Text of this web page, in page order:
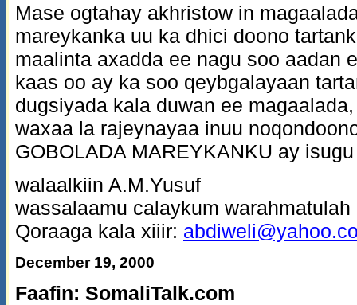
Mase ogtahay akhristow in
mareykanka uu ka dhici doono
maalinta axadda ee nagu soo aadan
kaas oo ay ka soo qeybgalayaan
dugsiyada kala duwan ee
waxaa la rajeynayaa inuu
GOBOLADA MAREYKANKU ay
walaalkiin A.M.Yusuf
wassalaamu calaykum warahmatulah
Qoraaga kala xiiir:
December 19, 2000
Faafin: SomaliTalk.com